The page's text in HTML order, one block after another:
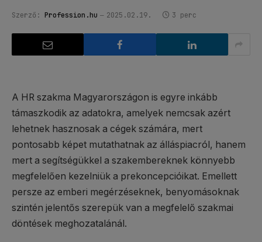
Szerző: Profession.hu 2025.02.19. 3 perc
A HR szakma Magyarországon is egyre inkább
támaszkodik az adatokra, amelyek nemcsak azért
lehetnek hasznosak a cégek számára, mert
pontosabb képet mutathatnak az álláspiacról, hanem
mert a segítségükkel a szakembereknek könnyebb
megfelelően kezelniük a prekoncepcióikat. Emellett
persze az emberi megérzéseknek, benyomásoknak
szintén jelentős szerepük van a megfelelő szakmai
döntések meghozatalánál.